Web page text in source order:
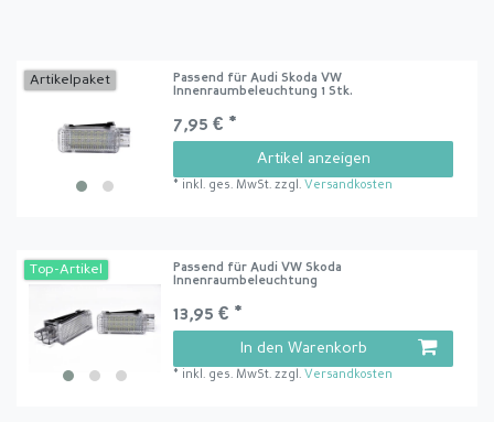
Artikelpaket
Passend für Audi Skoda VW
Innenraumbeleuchtung 1 Stk.
7,95 € *
Artikel anzeigen
* inkl. ges. MwSt. zzgl. Versandkosten
Top-Artikel
Passend für Audi VW Skoda
Innenraumbeleuchtung
13,95 € *
In den Warenkorb
* inkl. ges. MwSt. zzgl. Versandkosten